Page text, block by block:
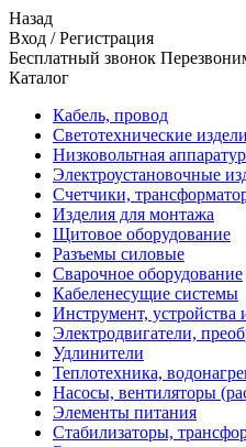
Назад
Вход /Регистрация
Бесплатный звонок
Каталог
Кабель, провод
Светотехнические
Низковольтная
Электроустановочные
Счетчики,
Изделия для монтажа
Щитовое оборудование
Разъемы силовые
Сварочное оборудование
Кабеленесущие системы
Инструмент, устройства
Электродвигатели,
Удлинители
Теплотехника,
Насосы, вентиляторы
Элементы питания
Стабилизаторы,